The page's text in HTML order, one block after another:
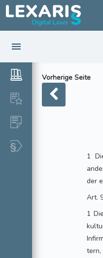
Vorherige Seite
1
der
Art.
1